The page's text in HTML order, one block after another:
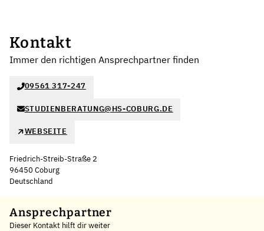
Kontakt
Immer den richtigen Ansprechpartner finden
09561 317-247
STUDIENBERATUNG@HS-COBURG.DE
WEBSEITE
Friedrich-Streib-Straße 2
96450 Coburg
Deutschland
+
Ansprechpartner
Dieser Kontakt hilft dir weiter